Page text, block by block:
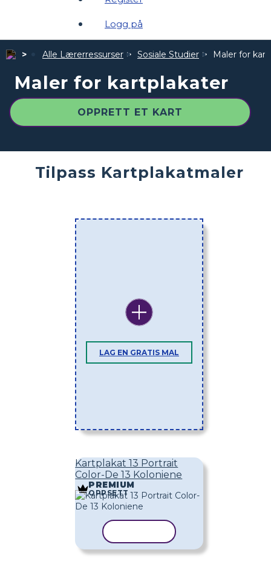
Logg på
Alle Lærerressurser Sosiale Studier Maler for
Maler for kartplakater
OPPRETT ET KART
Tilpass Kartplakatmaler
LAG EN GRATIS MAL
Kartplakat 13 Portrait
Color-De 13 Koloniene
PREMIUM
OPPSETT